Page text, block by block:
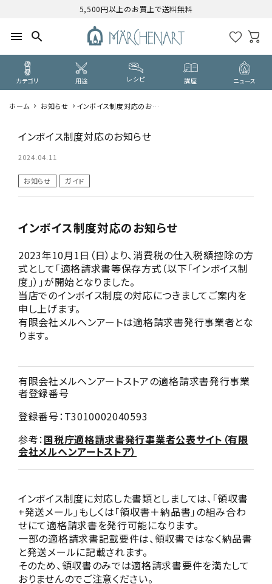
5,500円以上のお買上で送料無料
menu search
カテゴリ 用途 レシピ 講座 ニュース
CATEGORY
PURPOSE
WORKSHOP
NEWS
お知らせ
SHOP
店舗
お問い合わせ
ホーム お知らせ
インボイス制度対応のお知ら
インボイス制度対応のお知らせ
2024.04.11
お知らせ ガイド
インボイス制度対応のお知らせ
2023年10月1日（日）より、消費税の仕入税額控除の方
式として「適格請求書等保存方式（以下「インボイス制
度」）」が開始となりました。
当店でのインボイス制度の対応につきましてご案内を
申し上げます。
有限会社メルヘンアートは適格請求書発行事業者とな
ります。
有限会社メルヘンアートストアの適格請求書発行事業
者登録番号
登録番号：T3010002040593
参考：国税庁適格請求書発行事業者公表サイト（有限
会社メルヘンアートストア）
インボイス制度に対応した書類としましては、「領収書
+発送メール」もしくは「領収書＋納品書」の組み合わ
せにて適格請求書を発行可能になります。
一部の適格請求書記載要件は、領収書ではなく納品書
と発送メールに記載されます。
そのため、領収書のみでは適格請求書要件を満たして
おりませんのでご注意ください。